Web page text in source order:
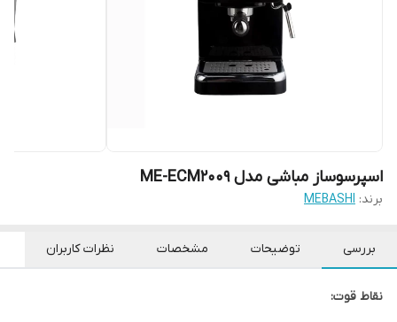
اسپرسوساز مباشی مدل ME-ECM2009
برند: MEBASHI
بررسی توضیحات مشخصات نظرات کاربران
نقاط قوت: